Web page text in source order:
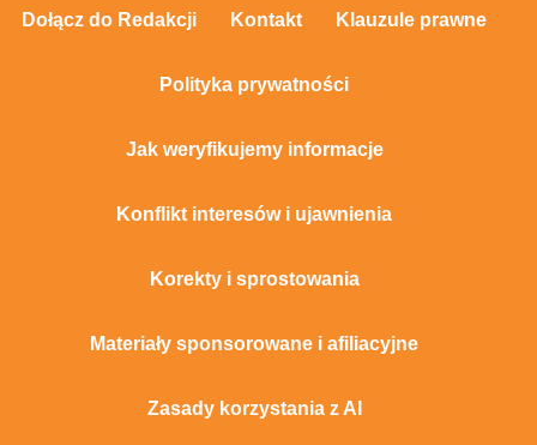
Dołącz do Redakcji Kontakt Klauzule prawne
Polityka prywatności
Jak weryfikujemy informacje
Konflikt interesów i ujawnienia
Korekty i sprostowania
Materiały sponsorowane i afiliacyjne
Zasady korzystania z AI